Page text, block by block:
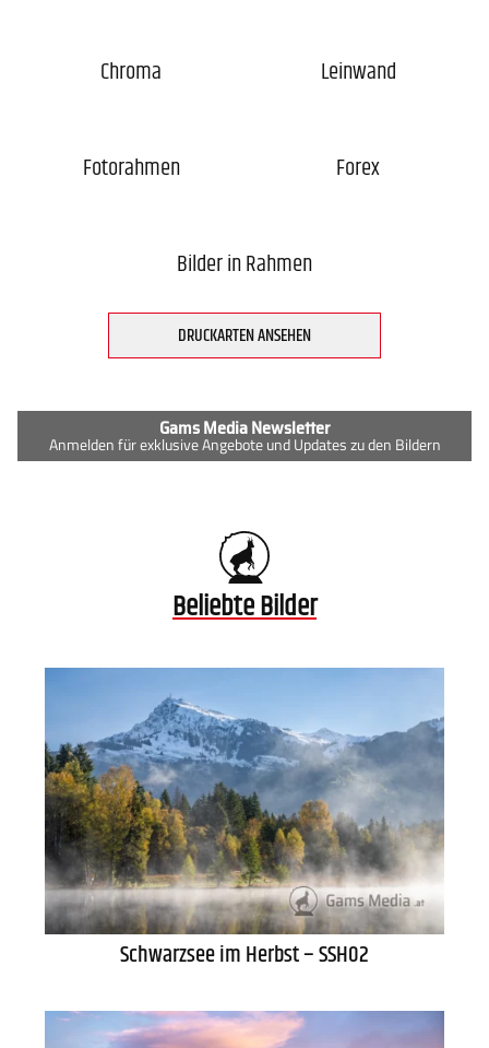
Chroma Leinwand
Fotorahmen Forex
Bilder in Rahmen
DRUCKARTEN ANSEHEN
Gams Media Newsletter
Anmelden für exklusive Angebote und Updates zu den Bildern
Beliebte Bilder
Schwarzsee im Herbst – SSH02